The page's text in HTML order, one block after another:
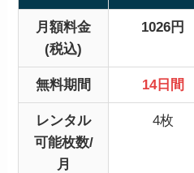
月額料金
(税込)
1026円
無料期間 14日間
レンタル
可能枚数/
月
4枚